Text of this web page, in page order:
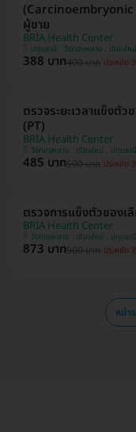
ผู้ชาย
BRIA Health Center
ปทุมธานี , วังทองหลาง , เชียงใหม่
388 บาท400 บาท ประหยัด
ตรวจระยะเวลาแข็ง
(PT)
BRIA Health Center
วังทองหลาง , เชียงใหม่ , ปทุมธานี
485 บาท500 บาท ประหยัด
ตรวจการแข็งตัวของ
BRIA Health Center
วังทองหลาง , เชียงใหม่ , ปทุมธานี
873 บาท900 บาท ประหยัด
หน้า